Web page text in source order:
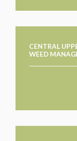
CENTRAL
WEED